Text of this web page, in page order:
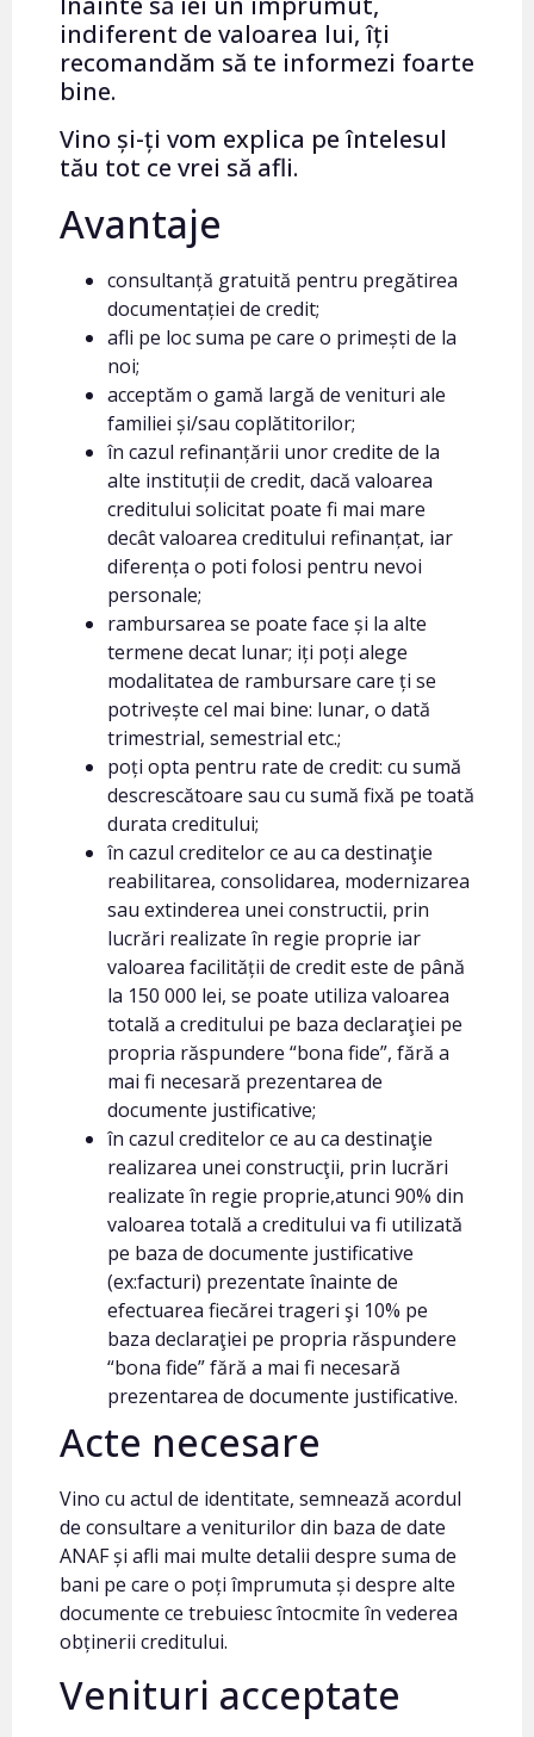
indiferent de valoarea lui, îți
recomandăm să te informezi foarte
bine.
Vino și-ți vom explica pe întelesul
tău tot ce vrei să afli.
Avantaje
consultanță gratuită pentru pregătirea
documentației de credit;
afli pe loc suma pe care o primești de la
noi;
acceptăm o gamă largă de venituri ale
familiei și/sau coplătitorilor;
în cazul refinanțării unor credite de la
alte instituții de credit, dacă valoarea
creditului solicitat poate fi mai mare
decât valoarea creditului refinanțat, iar
diferența o poti folosi pentru nevoi
personale;
rambursarea se poate face și la alte
termene decat lunar; iți poți alege
modalitatea de rambursare care ți se
potrivește cel mai bine: lunar, o dată
trimestrial, semestrial etc.;
poți opta pentru rate de credit: cu sumă
descrescătoare sau cu sumă fixă pe toată
durata creditului;
în cazul creditelor ce au ca destinaţie
reabilitarea, consolidarea, modernizarea
sau extinderea unei constructii, prin
lucrări realizate în regie proprie iar
valoarea facilității de credit este de până
la 150 000 lei, se poate utiliza valoarea
totală a creditului pe baza declaraţiei pe
propria răspundere “bona fide”, fără a
mai fi necesară prezentarea de
documente justificative;
în cazul creditelor ce au ca destinaţie
realizarea unei construcţii, prin lucrări
realizate în regie proprie,atunci 90% din
valoarea totală a creditului va fi utilizată
pe baza de documente justificative
(ex:facturi) prezentate înainte de
efectuarea fiecărei trageri şi 10% pe
baza declaraţiei pe propria răspundere
“bona fide” fără a mai fi necesară
prezentarea de documente justificative.
Acte necesare
Vino cu actul de identitate, semnează acordul
de consultare a veniturilor din baza de date
ANAF și afli mai multe detalii despre suma de
bani pe care o poți împrumuta și despre alte
documente ce trebuiesc întocmite în vederea
obținerii creditului.
Venituri acceptate